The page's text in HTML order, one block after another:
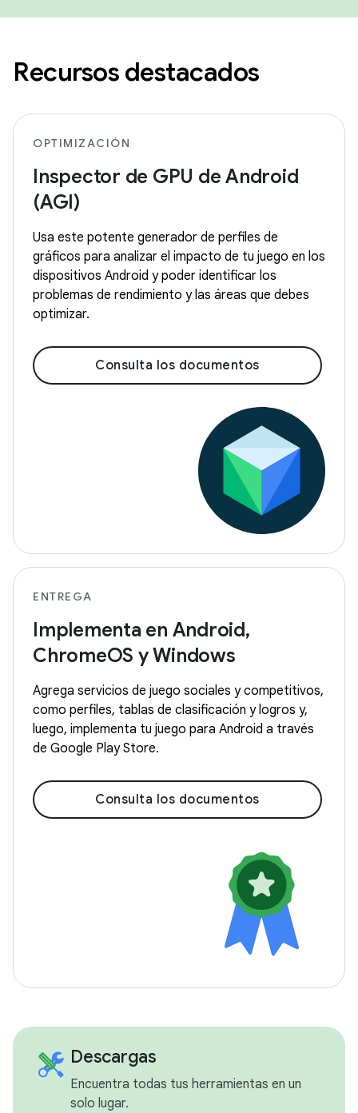
Recursos destacados
OPTIMIZACIÓN
Inspector de GPU de Android
(AGI)
Usa este potente generador de perfiles de
gráficos para analizar el impacto de tu juego en los
dispositivos Android y poder identificar los
problemas de rendimiento y las áreas que debes
optimizar.
Consulta los documentos
ENTREGA
Implementa en Android,
ChromeOS y Windows
Agrega servicios de juego sociales y competitivos,
como perfiles, tablas de clasificación y logros y,
luego, implementa tu juego para Android a través
de Google Play Store.
Consulta los documentos
Descargas
Encuentra todas tus herramientas en un
solo lugar.